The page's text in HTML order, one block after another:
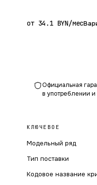
от 34.1 BYN/мес
Официальная
в употреблении
КЛЮЧЕВОЕ
Модельный ряд
Тип поставки
Кодовое название